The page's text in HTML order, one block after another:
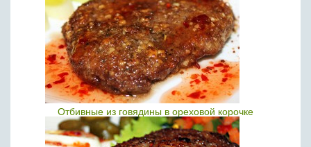
Отбивные из говядины в ореховой корочке